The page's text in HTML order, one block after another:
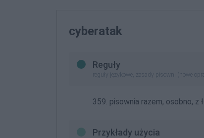
cyberatak
Reguły
reguły językowe, zasady pisowni (nowe
359. pisownia razem, osobno, z
Przykłady użycia